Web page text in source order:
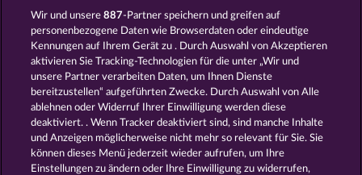
40 THIEVES 7 SUPERNOVA FRUITS
Wir und unsere887-Partner speichern und greifen auf
personenbezogene Daten wie Browserdaten oder eindeutige
Kennungen auf Ihrem Gerät zu . Durch Auswahl von Akzeptieren
aktivieren Sie Tracking-Technologien für die unter „Wir und
unsere Partner verarbeiten Daten, um Ihnen Dienste
bereitzustellen“ aufgeführten Zwecke. Durch Auswahl von Alle
ablehnen oder Widerruf Ihrer Einwilligung werden diese
deaktiviert. . Wenn Tracker deaktiviert sind, sind manche Inhalte
und Anzeigen möglicherweise nicht mehr so ​​relevant für Sie. Sie
können dieses Menü jederzeit wieder aufrufen, um Ihre
Einstellungen zu ändern oder Ihre Einwilligung zu widerrufen,